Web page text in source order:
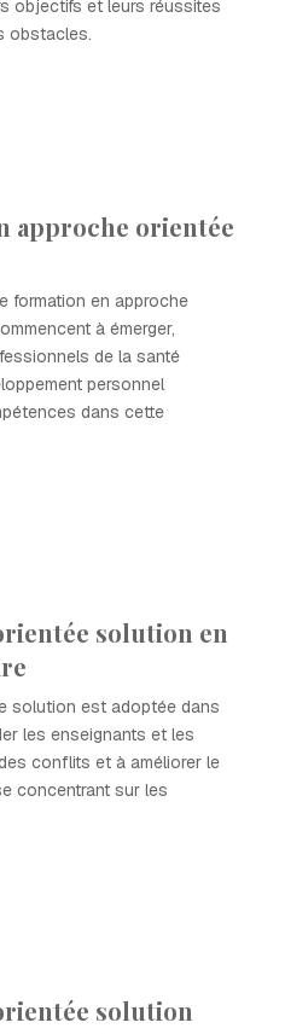
objectifs et leurs réussites
obstacles.
approche orientée
formation en approche
à émerger,
de la santé
personnel
dans cette
solution en
solution est adoptée dans
les enseignants et les
conflits et à améliorer le
concentrant sur les
solution